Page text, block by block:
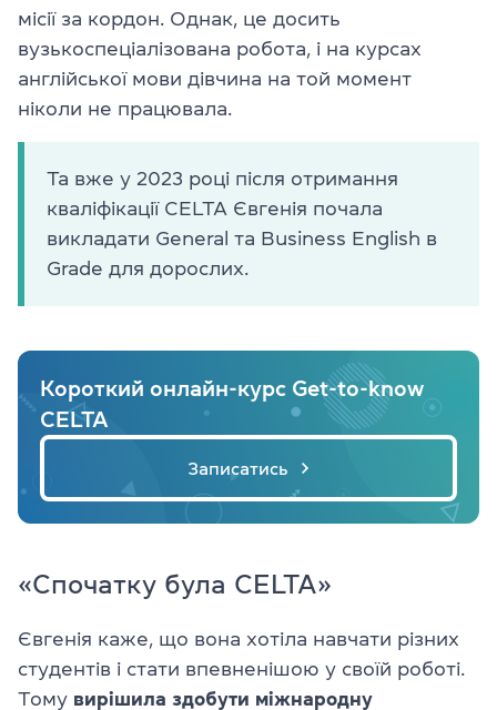
місії за кордон. Однак, це досить
вузькоспеціалізована робота, і на курсах
англійської мови дівчина на той момент
ніколи не працювала.
Та вже у 2023 році після отримання
кваліфікації CELTA Євгенія почала
викладати General та Business English в
Grade для дорослих.
Короткий онлайн-курс Get-to-know
CELTA
Записатись
«Спочатку була CELTA»
Євгенія каже, що вона хотіла навчати різних
студентів і стати впевненішою у своїй роботі.
Тому вирішила здобути міжнародну